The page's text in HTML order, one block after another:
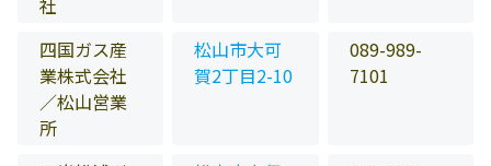
社
四国ガス産
業株式会社
／松山営業
所
松山市大可
賀2丁目2-10
089-989-
7101